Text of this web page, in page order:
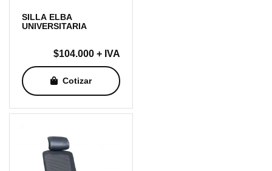
SILLA ELBA
UNIVERSITARIA
$104.000 + IVA
Cotizar